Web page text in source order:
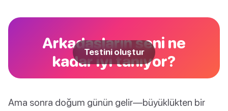
Arkadaşların seni ne
kadar iyi tanıyor?
Testini oluştur
Ama sonra doğum günün gelir—büyüklükten bir